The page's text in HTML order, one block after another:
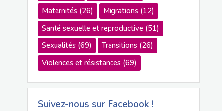
Maternités(26) Migrations(12)
Santé sexuelle et reproductive(51)
Sexualités(69) Transitions(26)
Violences et résistances(69)
Suivez-nous sur Facebook !